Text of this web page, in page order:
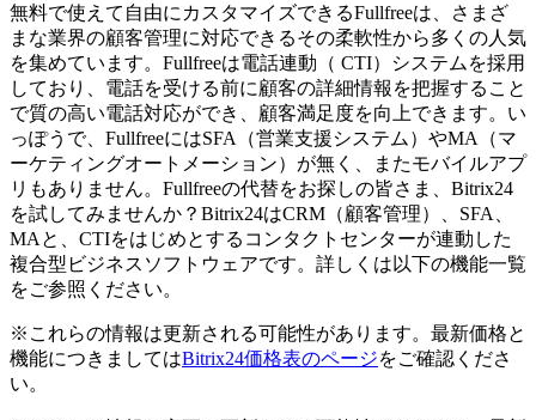
無料で使えて自由にカスタマイズできるFullfreeは、さまざ
まな業界の顧客管理に対応できるその柔軟性から多くの人気
を集めています。Fullfreeは電話連動（ CTI）システムを採用
しており、電話を受ける前に顧客の詳細情報を把握すること
で質の高い電話対応ができ、顧客満足度を向上できます。い
っぽうで、FullfreeにはSFA（営業支援システム）やMA（マ
ーケティングオートメーション）が無く、またモバイルアプ
リもありません。Fullfreeの代替をお探しの皆さま、Bitrix24
を試してみませんか？Bitrix24はCRM（顧客管理）、SFA、
MAと、CTIをはじめとするコンタクトセンターが連動した
複合型ビジネスソフトウェアです。詳しくは以下の機能一覧
をご参照ください。
※これらの情報は更新される可能性があります。最新価格と
機能につきましてはBitrix24価格表のページをご確認くださ
い。